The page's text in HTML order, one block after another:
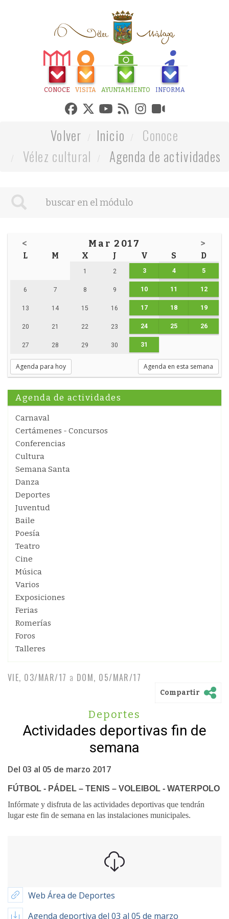
CONOCE VISITA AYUNTAMIENTO INFORMA
Volver Inicio
Conoce
Vélez cultural
Agenda de actividades
< Mar 2017 >
L M X J V S D
1 2 3 4 5
6 7 8 9 10 11 12
13 14 15 16 17 18 19
20 21 22 23 24 25 26
27 28 29 30 31
Agenda para hoy Agenda en esta semana
Agenda de actividades
Carnaval
Certámenes - Concursos
Conferencias
Cultura
Semana Santa
Danza
Deportes
Juventud
Baile
Poesía
Teatro
Cine
Música
Varios
Exposiciones
Ferias
Romerías
Foros
Talleres
VIE, 03/MAR/17 a DOM, 05/MAR/17
Compartir
Deportes
Actividades deportivas fin de
semana
Del 03 al 05 de marzo 2017
FÚTBOL - PÁDEL – TENIS – VOLEIBOL - WATERPOLO
Infórmate y disfruta de las actividades deportivas que tendrán
lugar este fin de semana en las instalaciones municipales.
Web Área de Deportes
Agenda deportiva del 03 al 05 de marzo